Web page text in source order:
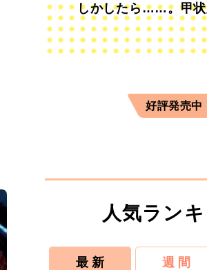
しかしたら……。甲
っていますか？
好評発売中
人気ラン
最 新 週 間